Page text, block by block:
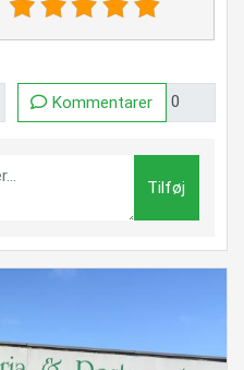
Kommentarer
Tilføj